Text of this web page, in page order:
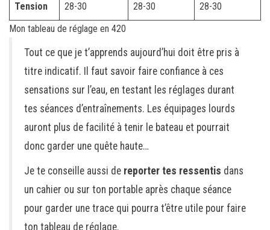
Tension 28-30 28-30
28-30
Mon tableau de réglage en 420
Tout ce que je t’apprends aujourd’hui doit être pris à
titre indicatif. Il faut savoir faire confiance à ces
sensations sur l’eau, en testant les réglages durant
tes séances d’entraînements. Les équipages lourds
auront plus de facilité à tenir le bateau et pourrait
donc garder une quête haute…
Je te conseille aussi de reporter tes ressentis dans
un cahier ou sur ton portable après chaque séance
pour garder une trace qui pourra t’être utile pour faire
ton tableau de réglage.